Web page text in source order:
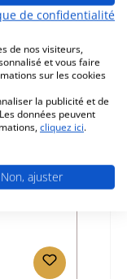
de confidentialité
de nos visiteurs,
et vous faire
sur les cookies
la publicité et de
données peuvent
cliquez ici.
Non, ajuster